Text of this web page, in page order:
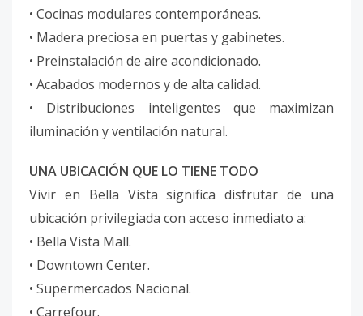
• Cocinas modulares contemporáneas.
• Madera preciosa en puertas y gabinetes.
• Preinstalación de aire acondicionado.
• Acabados modernos y de alta calidad.
• Distribuciones inteligentes que maximizan
iluminación y ventilación natural.
UNA UBICACIÓN QUE LO TIENE TODO
Vivir en Bella Vista significa disfrutar de una
ubicación privilegiada con acceso inmediato a:
• Bella Vista Mall.
• Downtown Center.
• Supermercados Nacional.
• Carrefour.